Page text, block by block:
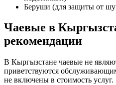
Беруши (для защиты от
Чаевые в
рекомендации
В Кыргызстане чаевые не
приветствуются
не включены в стоимость услуг.